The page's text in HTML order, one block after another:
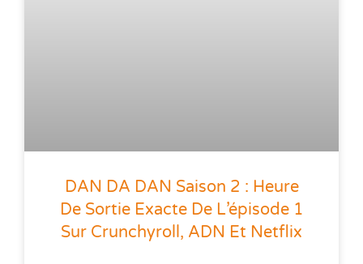
DAN DA DAN Saison 2 : Heure
De Sortie Exacte De L’épisode 1
Sur Crunchyroll, ADN Et Netflix